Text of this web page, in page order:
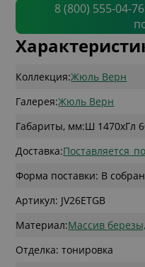
8 (800) 555-04-
Коллекция:Жюль Верн
Галерея:Жюль Верн
Габариты, мм:Ш 1470xГл
Доставка:
Форма поставки: В
Артикул: JV26ETGB
Материал:Массив
Отделка: тонировка